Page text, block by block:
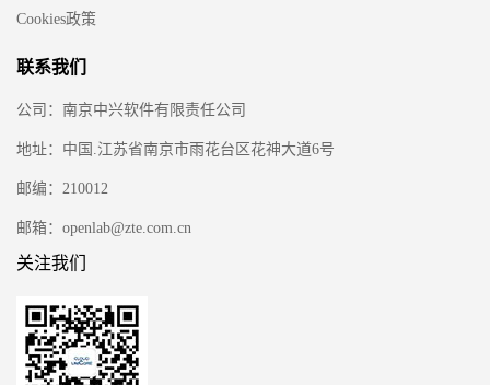
Cookies政策
联系我们
公司：南京中兴软件有限责任公司
地址：中国.江苏省南京市雨花台区花神大道6号
邮编：210012
邮箱：openlab@zte.com.cn
关注我们